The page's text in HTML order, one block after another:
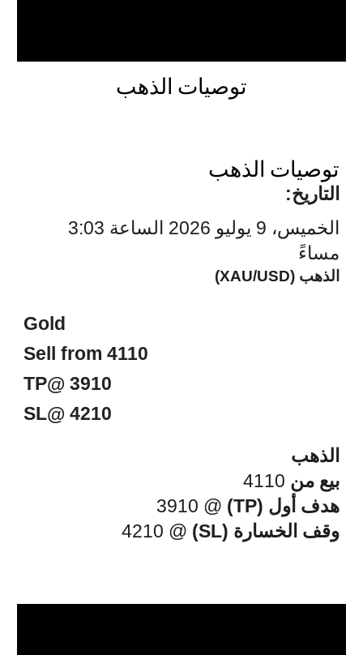
توصيات الذهب
توصيات الذهب
التاريخ:
الخميس، 9 يوليو 2026 الساعة 3:03
مساءً
الذهب (XAU/USD)
Gold
Sell from 4110
TP@ 3910
SL@ 4210
الذهب
بيع من
هدف أول (TP)
@ 3910
وقف الخسارة (SL)
@ 4210